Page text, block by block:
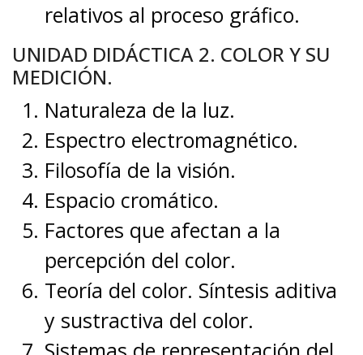
relativos al proceso gráfico.
UNIDAD DIDÁCTICA 2. COLOR Y SU
MEDICIÓN.
Naturaleza de la luz.
Espectro electromagnético.
Filosofía de la visión.
Espacio cromático.
Factores que afectan a la
percepción del color.
Teoría del color. Síntesis aditiva
y sustractiva del color.